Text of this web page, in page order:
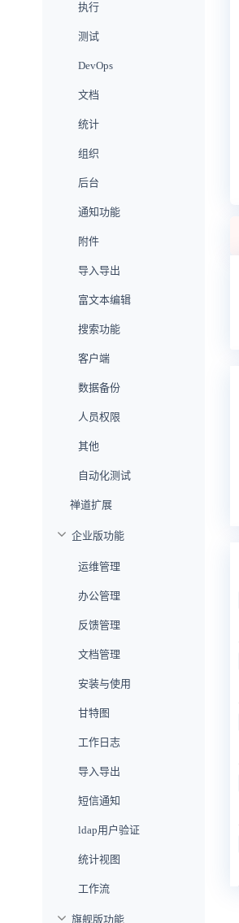
执行
测试
DevOps
文档
统计
组织
后台
通知功能
附件
导入导出
富文本编辑
搜索功能
客户端
数据备份
人员权限
其他
自动化测试
禅道扩展
企业版功能
运维管理
办公管理
反馈管理
文档管理
安装与使用
甘特图
工作日志
导入导出
短信通知
ldap用户验证
统计视图
工作流
旗舰版功能